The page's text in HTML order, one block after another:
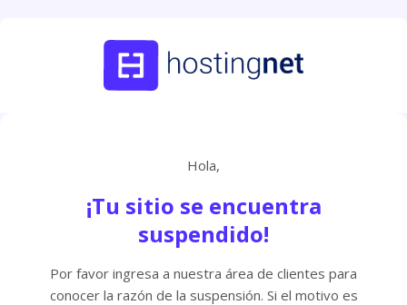
Hola,
¡Tu sitio se encuentra
suspendido!
Por favor ingresa a nuestra área de clientes para
conocer la razón de la suspensión. Si el motivo es